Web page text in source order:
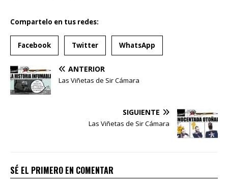
Compartelo en tus redes:
Facebook Twitter WhatsApp
ANTERIOR
Las Viñetas de Sir Cámara
SIGUIENTE
Las Viñetas de Sir Cámara
SÉ EL PRIMERO EN COMENTAR